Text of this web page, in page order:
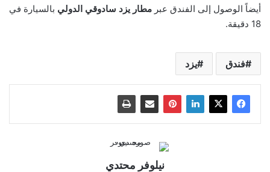
أيضاً الوصول إلى الفندق عبر مطار يزد سادوقي الدولي بالسيارة في
18 دقيقة.
فندق يزد
نیلوفر محتدي